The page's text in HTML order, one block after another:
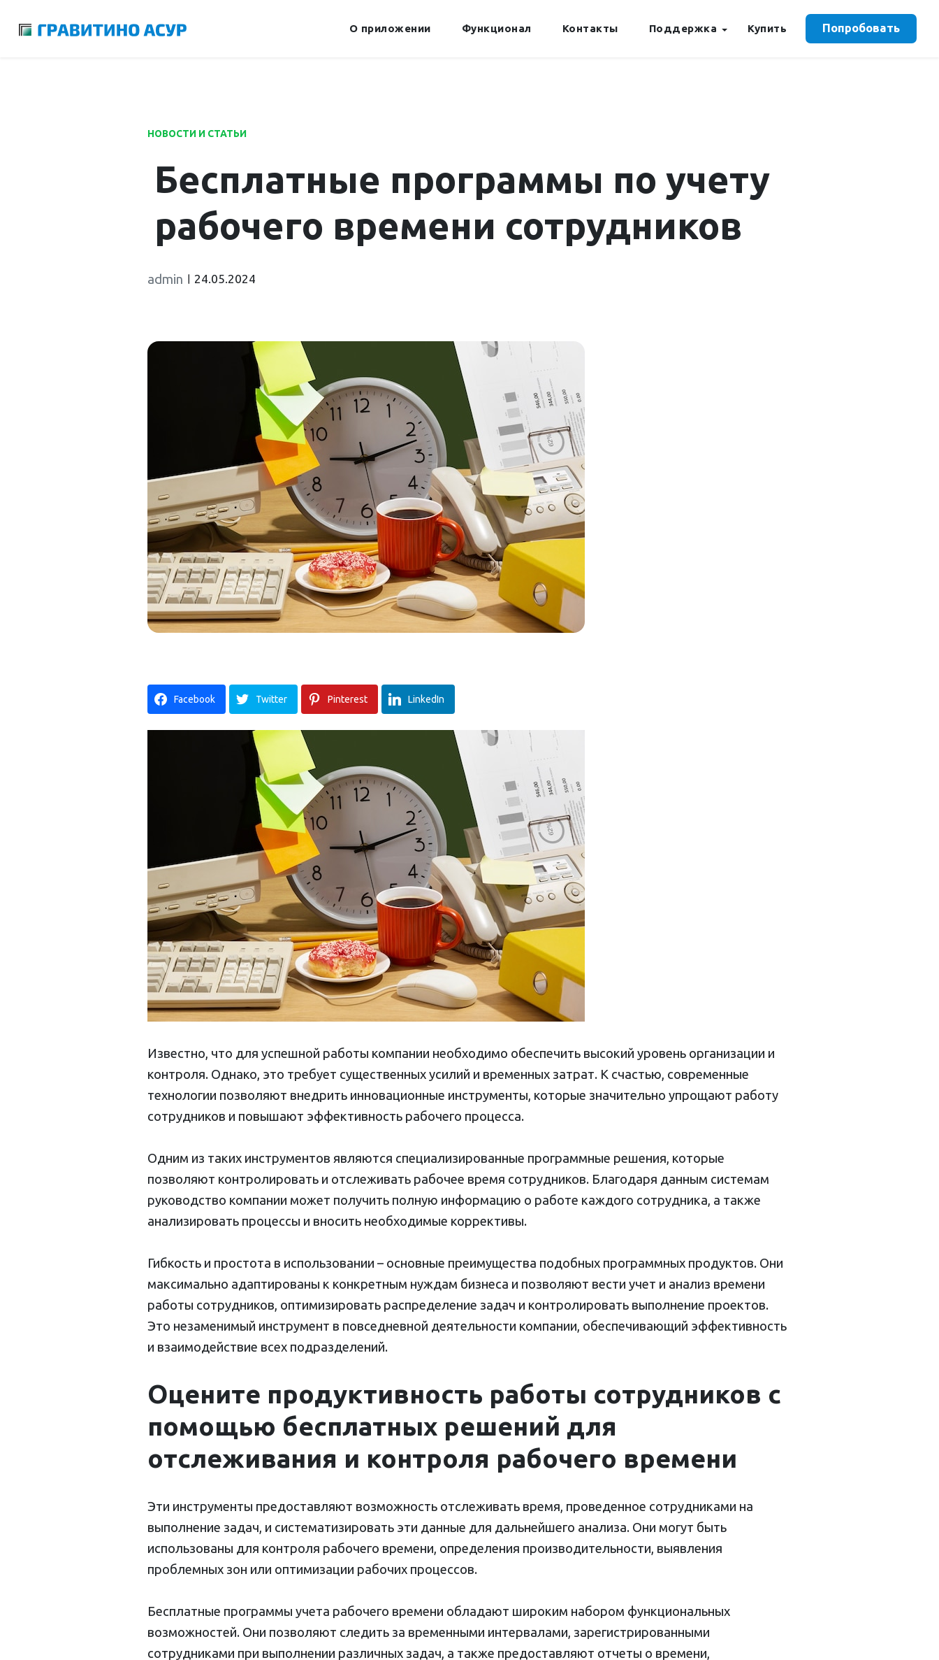
О приложении Функционал Контакты Поддержка Купить Попробовать
НОВОСТИ И СТАТЬИ
Бесплатные программы по учету
рабочего времени сотрудников
admin 24.05.2024
Facebook Twitter Pinterest LinkedIn
Известно, что для успешной работы компании необходимо обеспечить высокий уровень организации и
контроля. Однако, это требует существенных усилий и временных затрат. К счастью, современные
технологии позволяют внедрить инновационные инструменты, которые значительно упрощают работу
сотрудников и повышают эффективность рабочего процесса.
Одним из таких инструментов являются специализированные программные решения, которые
позволяют контролировать и отслеживать рабочее время сотрудников. Благодаря данным системам
руководство компании может получить полную информацию о работе каждого сотрудника, а также
анализировать процессы и вносить необходимые коррективы.
Гибкость и простота в использовании – основные преимущества подобных программных продуктов. Они
максимально адаптированы к конкретным нуждам бизнеса и позволяют вести учет и анализ времени
работы сотрудников, оптимизировать распределение задач и контролировать выполнение проектов.
Это незаменимый инструмент в повседневной деятельности компании, обеспечивающий эффективность
и взаимодействие всех подразделений.
Оцените продуктивность работы сотрудников с
помощью бесплатных решений для
отслеживания и контроля рабочего времени
Эти инструменты предоставляют возможность отслеживать время, проведенное сотрудниками на
выполнение задач, и систематизировать эти данные для дальнейшего анализа. Они могут быть
использованы для контроля рабочего времени, определения производительности, выявления
проблемных зон или оптимизации рабочих процессов.
Бесплатные программы учета рабочего времени обладают широким набором функциональных
возможностей. Они позволяют следить за временными интервалами, зарегистрированными
сотрудниками при выполнении различных задач, а также предоставляют отчеты о времени,